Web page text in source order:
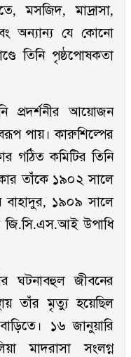
মসজিদ, মাদ্রাসা,
অন্যান্য যে কোনো
তিনি পৃষ্ঠপোষকতা
প্রদর্শনীর আয়োজন
পায়। কারুশিল্পের
গঠিত কমিটির তিনি
তাঁকে ১৯০২ সালে
১৯০৯ সালে
উপাধি
ঘটনাবহুল জীবনের
তাঁর মৃত্যু হয়েছিল
১৬ জানুয়ারি
মাদরাসা সংলগ্ন